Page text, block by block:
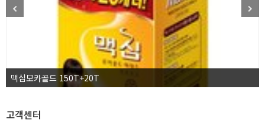
맥심모카골드 150T+20T
고객센터